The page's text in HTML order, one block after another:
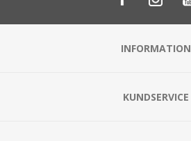
INFORMATION
KUNDSERVICE